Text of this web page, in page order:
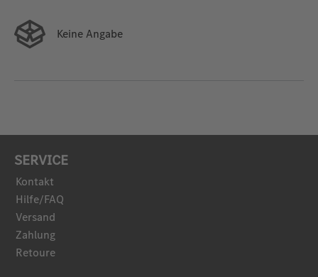
Keine Angabe
SERVICE
Kontakt
Hilfe/FAQ
Versand
Zahlung
Retoure